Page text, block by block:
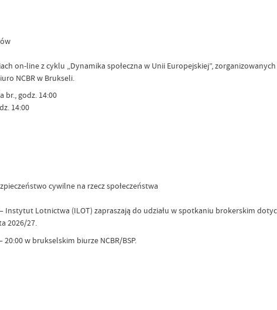
on-line z cyklu „Dynamika społeczna w Unii Europejskiej”,
NCBR w Brukseli.
br., godz. 14:00
14:00
cywilne na rzecz społeczeństwa
Instytut Lotnictwa (ILOT) zapraszają do udziału w spotkaniu brokerskim
2026/27.
w brukselskim biurze NCBR/BSP.